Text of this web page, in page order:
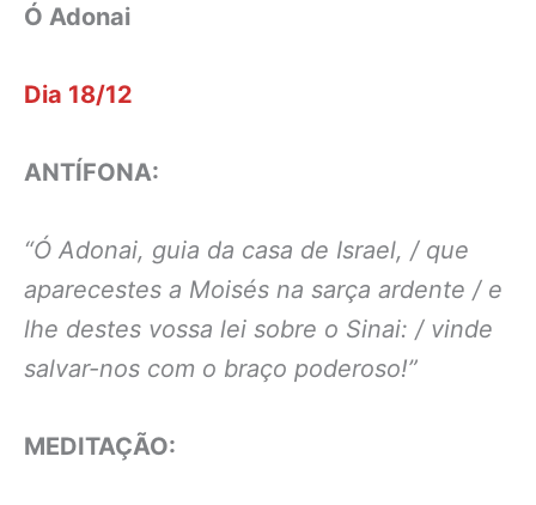
Ó Adonai
Dia 18/12
ANTÍFONA:
“Ó Adonai, guia da casa de Israel, / que
aparecestes a Moisés na sarça ardente / e
lhe destes vossa lei sobre o Sinai: / vinde
salvar-nos com o braço poderoso!”
MEDITAÇÃO: